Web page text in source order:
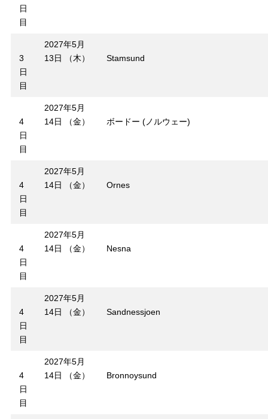
日
目
3
日
目
2027年5月
13日 （木）
Stamsund
4
日
目
2027年5月
14日 （金）
ボードー (ノルウェー)
4
日
目
2027年5月
14日 （金）
Ornes
4
日
目
2027年5月
14日 （金）
Nesna
4
日
目
2027年5月
14日 （金）
Sandnessjoen
4
日
目
2027年5月
14日 （金）
Bronnoysund